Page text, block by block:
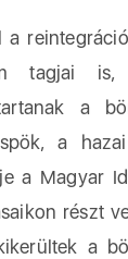
a
tagjai
a
a
a Magyar
részt
a